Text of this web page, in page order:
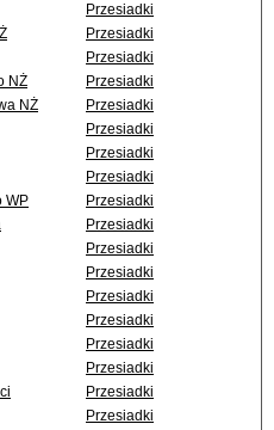
Przesiadki
Przesiadki
Przesiadki
NŻ
Przesiadki
NŻ
Przesiadki
Przesiadki
Przesiadki
Przesiadki
WP
Przesiadki
Przesiadki
Przesiadki
Przesiadki
Przesiadki
Przesiadki
Przesiadki
Przesiadki
Przesiadki
Przesiadki